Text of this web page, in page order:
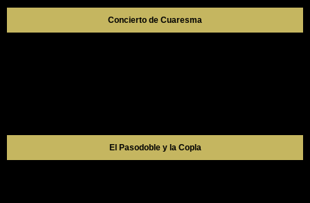
Concierto de Cuaresma
El Pasodoble y la Copla